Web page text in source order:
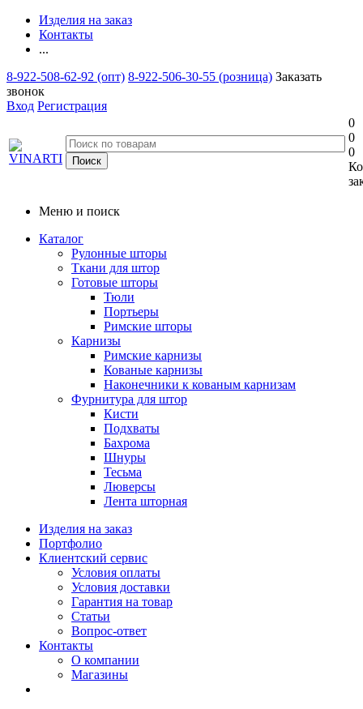
Изделия на заказ
Контакты
...
8-922-508-62-92 (опт) 8-922-506-30-55 (розница) Заказать
звонок
Вход Регистрация
0
0
0
Меню и поиск
Каталог
Рулонные шторы
Ткани для штор
Готовые шторы
Тюли
Портьеры
Римские шторы
Карнизы
Римские карнизы
Кованые карнизы
Наконечники к кованым карнизам
Фурнитура для штор
Кисти
Подхваты
Бахрома
Шнуры
Тесьма
Люверсы
Лента шторная
Изделия на заказ
Портфолио
Клиентский сервис
Условия оплаты
Условия доставки
Гарантия на товар
Статьи
Вопрос-ответ
Контакты
О компании
Магазины